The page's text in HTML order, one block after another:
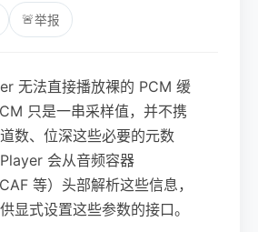
🚨举报
无法直接播放裸的 PCM 缓
只是一串采样值，并不携
数、位深这些必要的元数
会从音频容器
等）头部解析这些信息，
显式设置这些参数的接口。